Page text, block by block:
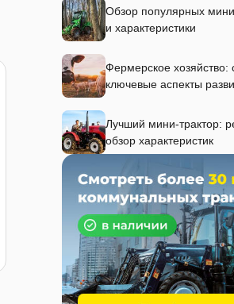
Обзор популярных
и характеристики
Фермерское хозяйство:
ключевые аспекты
Лучший мини-трактор:
обзор характеристик